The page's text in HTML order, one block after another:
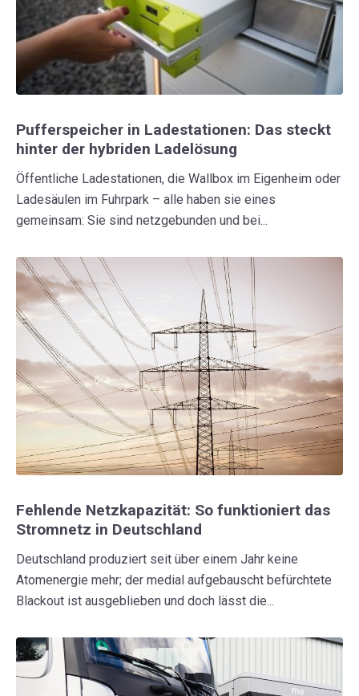
Pufferspeicher in Ladestationen: Das steckt
hinter der hybriden Ladelösung
Öffentliche Ladestationen, die Wallbox im Eigenheim oder
Ladesäulen im Fuhrpark – alle haben sie eines
gemeinsam: Sie sind netzgebunden und bei...
Fehlende Netzkapazität: So funktioniert das
Stromnetz in Deutschland
Deutschland produziert seit über einem Jahr keine
Atomenergie mehr; der medial aufgebauscht befürchtete
Blackout ist ausgeblieben und doch lässt die...